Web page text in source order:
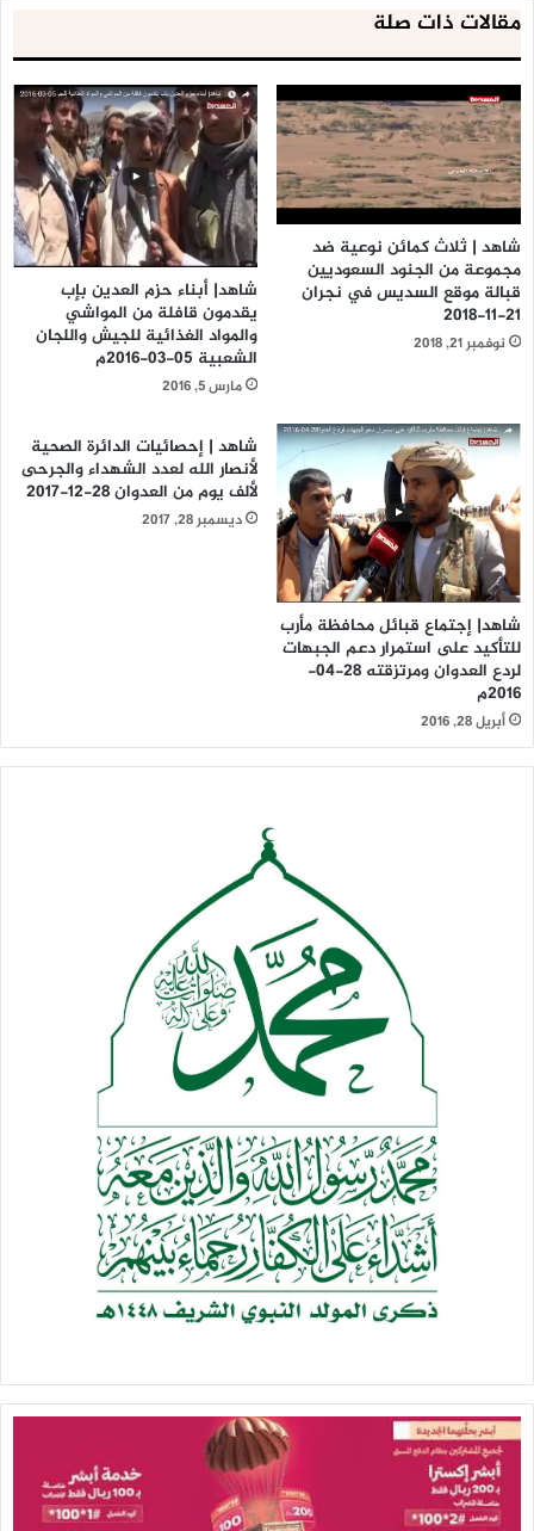
مقالات ذات صلة
شاهد | ثلاث كمائن نوعية ضد
مجموعة من الجنود السعوديين
قبالة موقع السديس في نجران
21-11-2018
نوفمبر 21, 2018
شاهد| أبناء حزم العدين بإب
يقدمون قافلة من المواشي
والمواد الغذائية للجيش واللجان
الشعبية 05-03-2016م
مارس 5, 2016
شاهد| إجتماع قبائل محافظة مأرب
للتأكيد على استمرار دعم الجبهات
لردع العدوان ومرتزقته 28-04-
2016م
أبريل 28, 2016
شاهد | إحصائيات الدائرة الصحية
لأنصار الله لعدد الشهداء والجرحى
لألف يوم من العدوان 28-12-2017
ديسمبر 28, 2017